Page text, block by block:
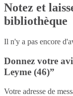
Notez et
bibliothèque
Il n'y a pas encore
Donnez votre
Leyme (46)”
Votre adresse de